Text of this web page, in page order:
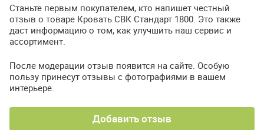
Станьте первым покупателем, кто напишет честный
отзыв о товаре Кровать СВК Стандарт 1800. Это также
даст информацию о том, как улучшить наш сервис и
ассортимент.
После модерации отзыв появится на сайте. Особую
пользу принесут отзывы с фотографиями в вашем
интерьере.
Добавить отзыв